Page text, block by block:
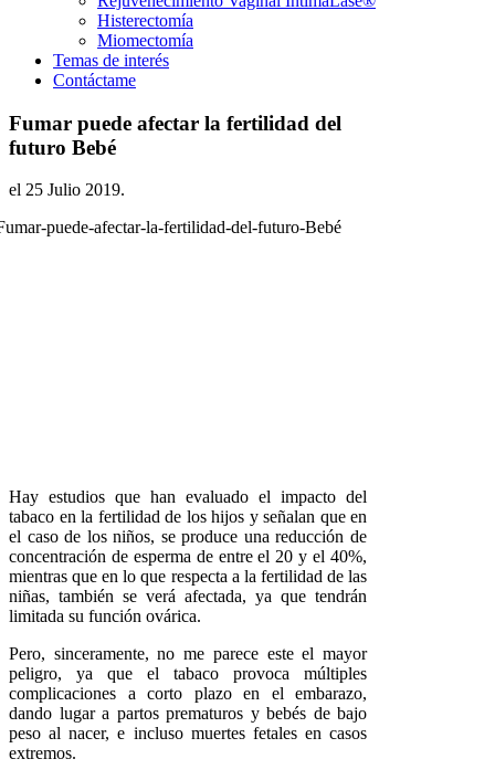
Histerectomía
Miomectomía
Temas de interés
Contáctame
Fumar puede afectar la fertilidad del
futuro Bebé
el 25 Julio 2019.
Hay estudios que han evaluado el impacto del
tabaco en la fertilidad de los hijos y señalan que en
el caso de los niños, se produce una reducción de
concentración de esperma de entre el 20 y el 40%,
mientras que en lo que respecta a la fertilidad de las
niñas, también se verá afectada, ya que tendrán
limitada su función ovárica.
Pero, sinceramente, no me parece este el mayor
peligro, ya que el tabaco provoca múltiples
complicaciones a corto plazo en el embarazo,
dando lugar a partos prematuros y bebés de bajo
peso al nacer, e incluso muertes fetales en casos
extremos.